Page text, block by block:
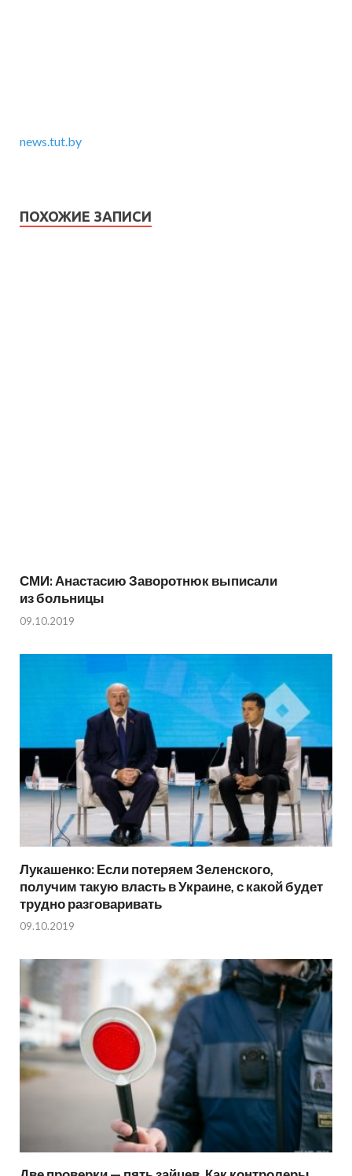
news.tut.by
ПОХОЖИЕ ЗАПИСИ
СМИ: Анастасию Заворотнюк выписали
из больницы
09.10.2019
Лукашенко: Если потеряем Зеленского,
получим такую власть в Украине, с какой будет
трудно разговаривать
09.10.2019